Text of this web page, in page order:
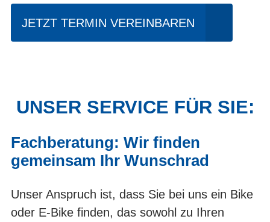
JETZT TERMIN VEREINBAREN
UNSER SERVICE FÜR SIE:
Fachberatung: Wir finden
gemeinsam Ihr Wunschrad
Unser Anspruch ist, dass Sie bei uns ein Bike
oder E-Bike finden, das sowohl zu Ihren